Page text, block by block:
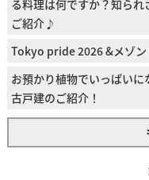
る料理は何ですか？知ら
ご紹介♪
Tokyo pride 2026 &メゾ
お預かり植物でいっぱい
古戸建のご紹介！